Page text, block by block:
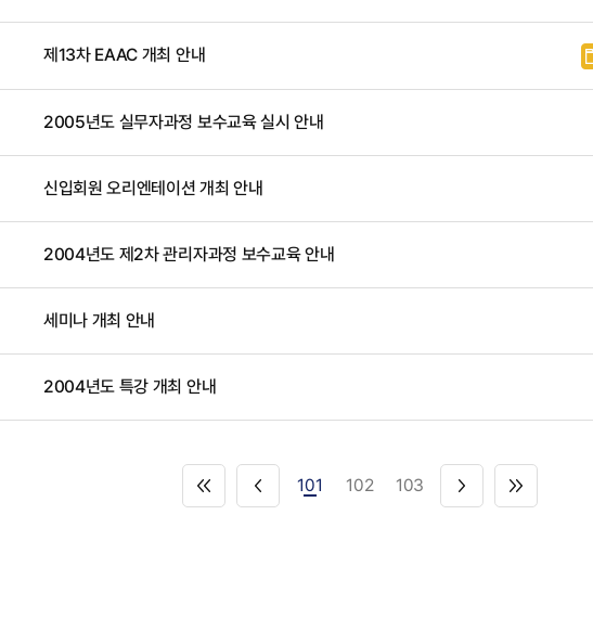
제13차 EAAC 개최 안내
2005년도 실무자과정 보수교육 실시 안내
신입회원 오리엔테이션 개최 안내
2004년도 제2차 관리자과정 보수교육 안내
세미나 개최 안내
2004년도 특강 개최 안내
101 102 103